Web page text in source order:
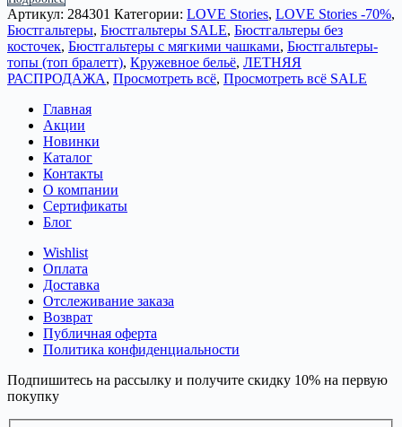
Артикул: 284301 Категории: LOVE Stories, LOVE Stories -70%,
Бюстгальтеры, Бюстгальтеры SALE, Бюстгальтеры без
косточек, Бюстгальтеры с мягкими чашками, Бюстгальтеры-
топы (топ бралетт), Кружевное бельё, ЛЕТНЯЯ
РАСПРОДАЖА, Просмотреть всё, Просмотреть всё SALE
Главная
Акции
Новинки
Каталог
Контакты
О компании
Сертификаты
Блог
Wishlist
Оплата
Доставка
Отслеживание заказа
Возврат
Публичная оферта
Политика конфиденциальности
Подпишитесь на рассылку и получите скидку 10% на первую
покупку